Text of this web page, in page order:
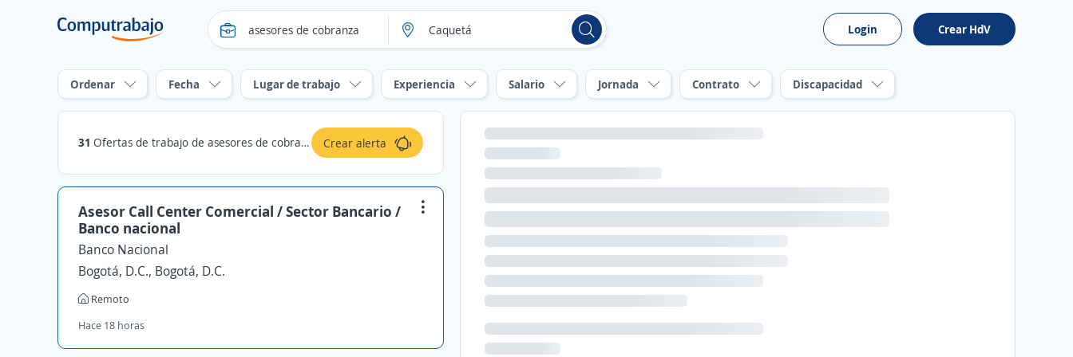
Login Crear HdV
Ordenar Fecha Lugar de trabajo Experiencia Salario Jornada Contrato Discapacidad
31 Ofertas de trabajo de asesores de cobranza en Caquetá Crear alerta
Asesor Call Center Comercial / Sector Bancario /
Banco nacional
Banco Nacional
Bogotá, D.C., Bogotá, D.C.
Remoto
Hace 18 horas